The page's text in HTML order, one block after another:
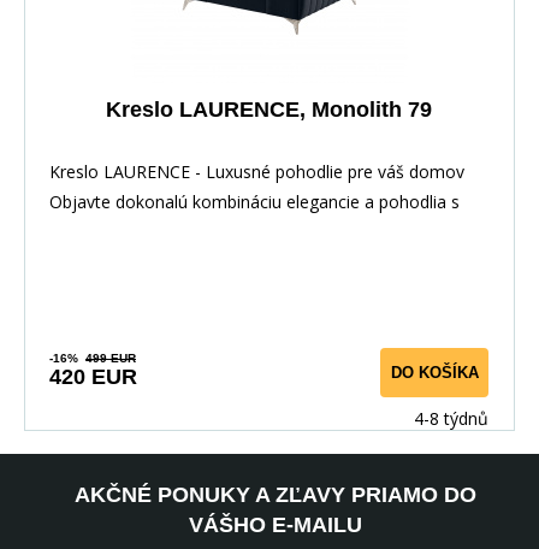
Kreslo LAURENCE, Monolith 79
Kreslo LAURENCE - Luxusné pohodlie pre váš domov
Objavte dokonalú kombináciu elegancie a pohodlia s
-16% 499 EUR
420 EUR DO KOŠÍKA
4-8 týdnů
AKČNÉ PONUKY A ZĽAVY PRIAMO DO
VÁŠHO E-MAILU